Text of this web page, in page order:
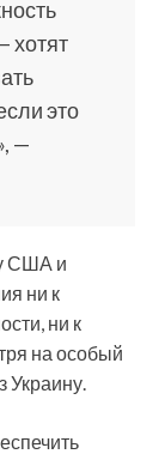
хотят
это
—
США и
ни к
ни к
на особый
Украину.